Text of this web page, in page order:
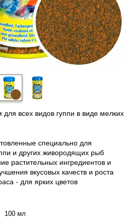
всех видов гуппи в виде мелких
специально для
и других живородящих рыб
растительных ингредиентов и
вкусовых качеств и роста
- для ярких цветов
100 мл